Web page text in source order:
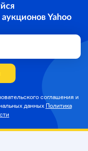
изображения.
не хватает
Yahoo
соглашения и
данных Политика